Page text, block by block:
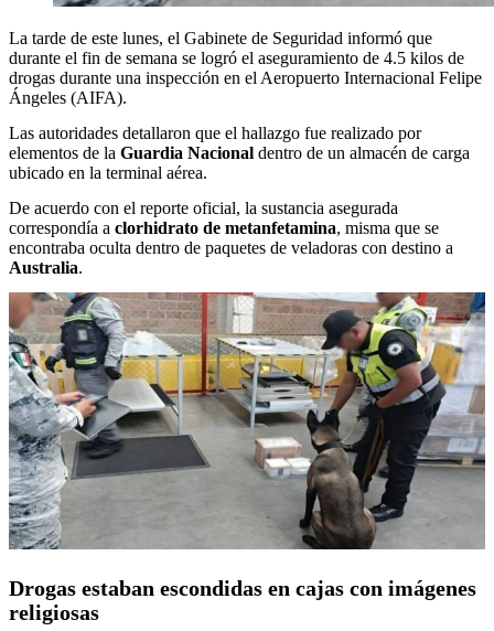
La tarde de este lunes, el Gabinete de Seguridad informó que
durante el fin de semana se logró el aseguramiento de 4.5 kilos de
drogas durante una inspección en el Aeropuerto Internacional Felipe
Ángeles (AIFA).
Las autoridades detallaron que el hallazgo fue realizado por
elementos de la Guardia Nacional dentro de un almacén de carga
ubicado en la terminal aérea.
De acuerdo con el reporte oficial, la sustancia asegurada
correspondía a clorhidrato de metanfetamina, misma que se
encontraba oculta dentro de paquetes de veladoras con destino a
Australia.
Drogas estaban escondidas en cajas con imágenes
religiosas